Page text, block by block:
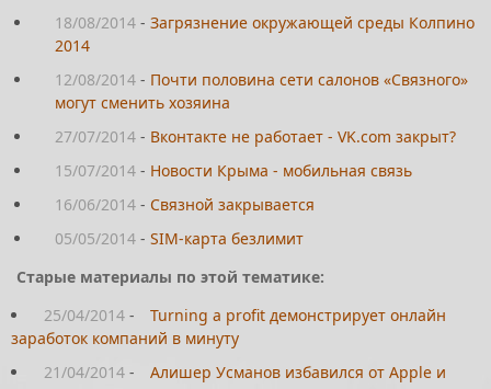
18/08/2014 - Загрязнение окружающей среды Колпино
2014
12/08/2014 - Почти половина сети салонов «Связного»
могут сменить хозяина
27/07/2014 - Вконтакте не работает - VK.com закрыт?
15/07/2014 - Новости Крыма - мобильная связь
16/06/2014 - Связной закрывается
05/05/2014 - SIM-карта безлимит
Старые материалы по этой тематике:
25/04/2014 -
Turning a profit демонстрирует онлайн
заработок компаний в минуту
21/04/2014 -
Алишер Усманов избавился от Apple и